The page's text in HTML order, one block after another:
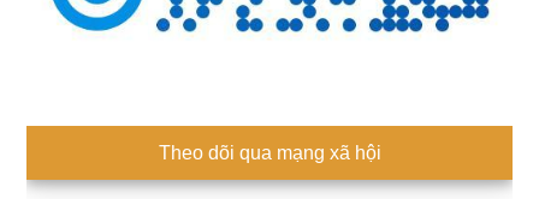
Theo dõi qua mạng xã hội